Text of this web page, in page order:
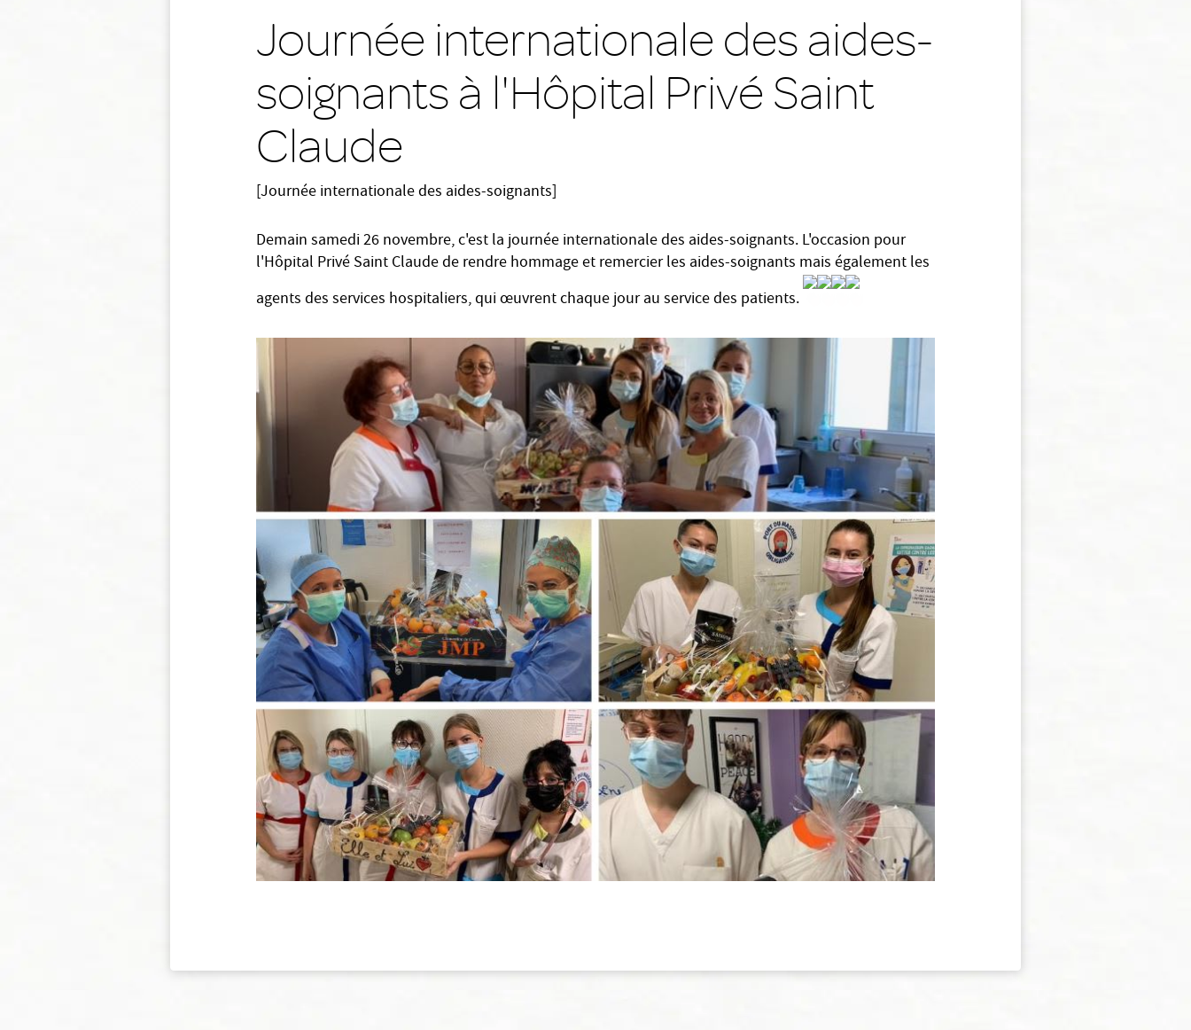
Journée internationale des aides-
soignants à l'Hôpital Privé Saint
Claude
[Journée internationale des aides-soignants]
Demain samedi 26 novembre, c'est la journée internationale des aides-soignants. L'occasion pour
l'Hôpital Privé Saint Claude de rendre hommage et remercier les aides-soignants mais également les
agents des services hospitaliers, qui œuvrent chaque jour au service des patients.